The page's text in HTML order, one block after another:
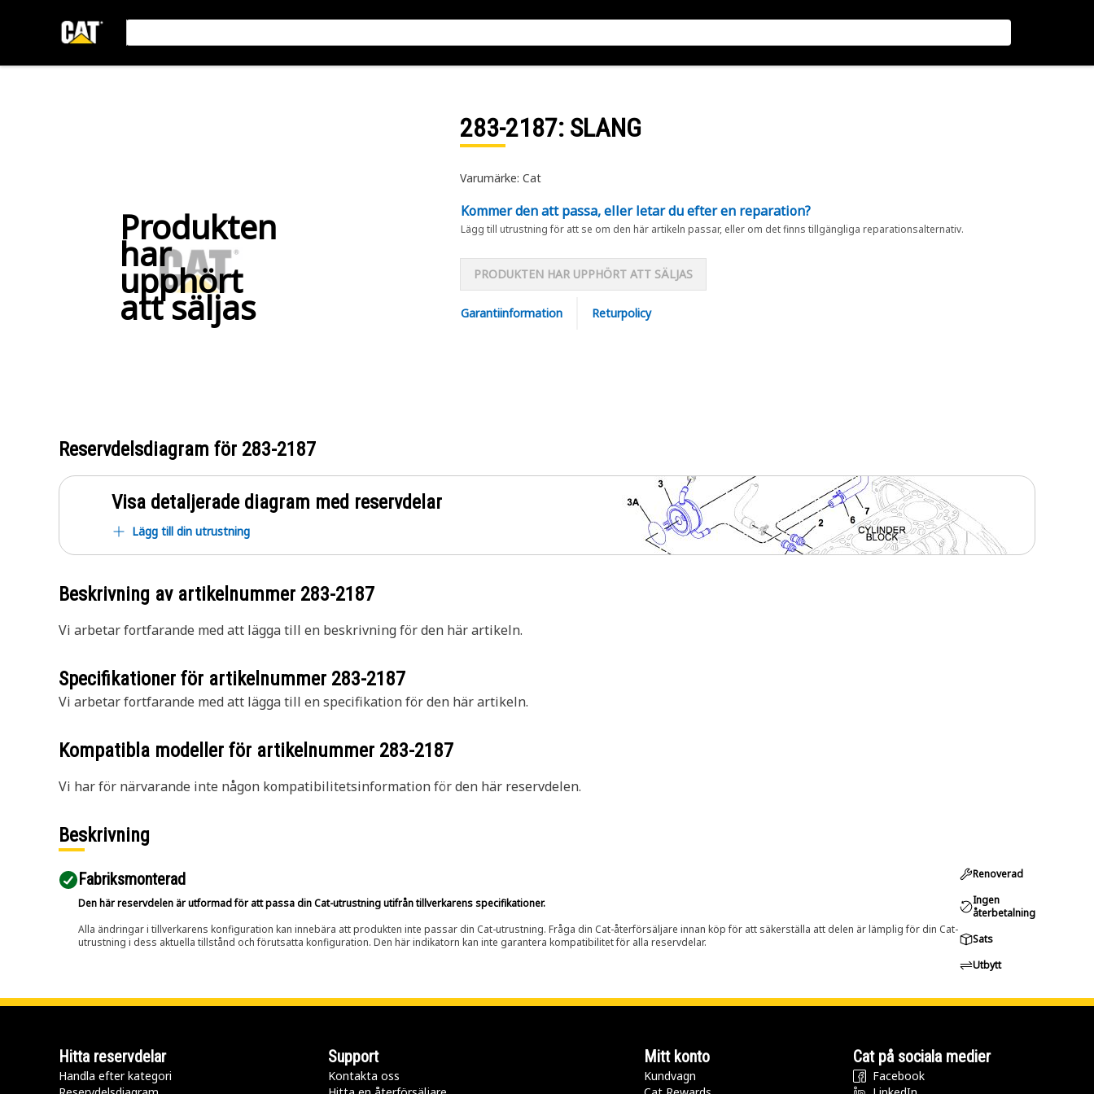
Produkten
har
upphört
att säljas
283-2187: SLANG
Varumärke: Cat
Kommer den att passa, eller letar du efter en reparation?
Lägg till utrustning för att se om den här artikeln passar, eller om det finns tillgängliga reparationsalternativ.
PRODUKTEN HAR UPPHÖRT ATT SÄLJAS
Garantiinformation Returpolicy
Reservdelsdiagram för 283-2187
Visa detaljerade diagram med reservdelar
Lägg till din utrustning
Beskrivning av artikelnummer 283-2187
Vi arbetar fortfarande med att lägga till en beskrivning för den här artikeln.
Specifikationer för artikelnummer 283-2187
Vi arbetar fortfarande med att lägga till en specifikation för den här artikeln.
Kompatibla modeller för artikelnummer 283-2187
Vi har för närvarande inte någon kompatibilitetsinformation för den här reservdelen.
Beskrivning
Fabriksmonterad
Den här reservdelen är utformad för att passa din Cat-utrustning utifrån tillverkarens specifikationer.
Alla ändringar i tillverkarens konfiguration kan innebära att produkten inte passar din Cat-utrustning. Fråga din Cat-återförsäljare innan köp för att säkerställa att delen är lämplig för din Cat-
utrustning i dess aktuella tillstånd och förutsatta konfiguration. Den här indikatorn kan inte garantera kompatibilitet för alla reservdelar.
Renoverad
Ingen
återbetalning
Sats
Utbytt
Hitta reservdelar
Handla efter kategori
Support
Kontakta oss
Mitt konto
Kundvagn
Cat på sociala medier
Facebook